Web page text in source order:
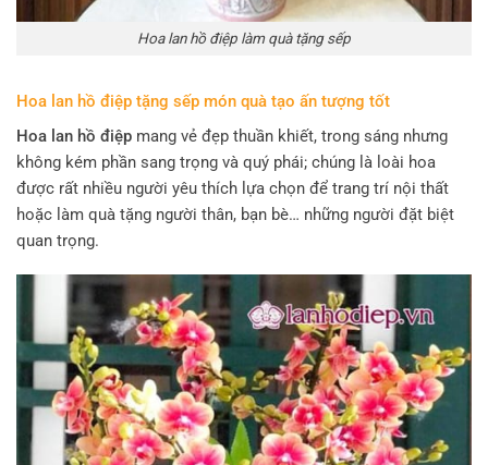
Hoa lan hồ điệp làm quà tặng sếp
Hoa lan hồ điệp tặng sếp món quà tạo ấn tượng tốt
Hoa lan hồ điệp mang vẻ đẹp thuần khiết, trong sáng nhưng
không kém phần sang trọng và quý phái; chúng là loài hoa
được rất nhiều người yêu thích lựa chọn để trang trí nội thất
hoặc làm quà tặng người thân, bạn bè… những người đặt biệt
quan trọng.